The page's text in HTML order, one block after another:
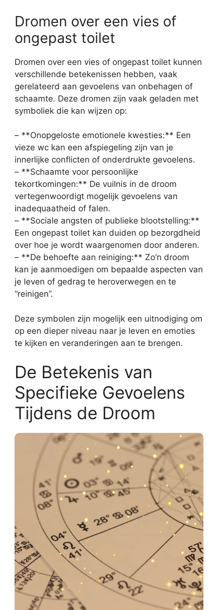
Dromen over een vies of
ongepast toilet
Dromen over een vies of ongepast toilet kunnen
verschillende betekenissen hebben, vaak
gerelateerd aan gevoelens van onbehagen of
schaamte. Deze dromen zijn vaak geladen met
symboliek die kan wijzen op:
– **Onopgeloste emotionele kwesties:** Een
vieze wc kan een afspiegeling zijn van je
innerlijke conflicten of onderdrukte gevoelens.
– **Schaamte voor persoonlijke
tekortkomingen:** De vuilnis in de droom
vertegenwoordigt mogelijk gevoelens van
inadequaatheid of falen.
– **Sociale angsten of publieke blootstelling:**
Een ongepast toilet kan duiden op bezorgdheid
over hoe je wordt waargenomen door anderen.
– **De behoefte aan reiniging:** Zo’n droom
kan je aanmoedigen om bepaalde aspecten van
je leven of gedrag te heroverwegen en te
“reinigen”.
Deze symbolen zijn mogelijk een uitnodiging om
op een dieper niveau naar je leven en emoties
te kijken en veranderingen aan te brengen.
De Betekenis van
Specifieke Gevoelens
Tijdens de Droom